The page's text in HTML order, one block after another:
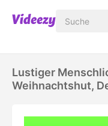
Lustiger
Weihnachtshut,